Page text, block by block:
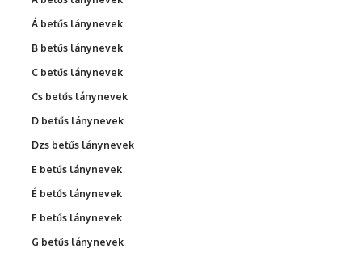
Á betűs lánynevek
B betűs lánynevek
C betűs lánynevek
Cs betűs lánynevek
D betűs lánynevek
Dzs betűs lánynevek
E betűs lánynevek
É betűs lánynevek
F betűs lánynevek
G betűs lánynevek